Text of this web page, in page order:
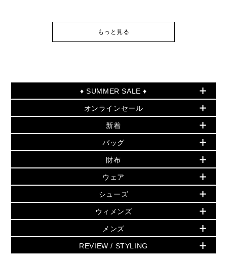
もっと見る
♦ SUMMER SALE ♦
セールおすすめアイテム
▶ ウィメンズ
バッグ
小物
シューズ・靴
ウェア
アクセサリー
時計
▶ メンズ
バッグ
オンラインセール
PRODUCT OF THE MONTH - 今月の特別価格
再値下げアイテム
追加アイテム
▶ ウィメンズすべて(ウェア・シューズ除く)
バッグ
財布・小物
ウェア
シューズ
時計・ジュエリー
新着
初夏のスタイル
▶ すべて
▶ ウィメンズすべて
財布・小物
アクセサリー
フレグランス
シューズ
バッグ
人気の定番アイテム
日本限定 - バッグ
▶ ウィメンズすべて
トートバッグ
ショルダーバッグ
クロスボディ・斜め掛け
財布
日本限定 - 財布・小物
▶ ウィメンズすべて
GREENWICH
折り財布(二つ折り・三つ折り)
長財布
ウェア
▶ ウィメンズすべて
トップス
スカート・パンツ
ジャケット・アウター
シューズ
▶ ウィメンズすべて
サンダル
スニーカー
ウィメンズ
人気の定番アイテム
▶ ウィメンズすべて
メンズ
▶ メンズすべて
REVIEW / STYLING